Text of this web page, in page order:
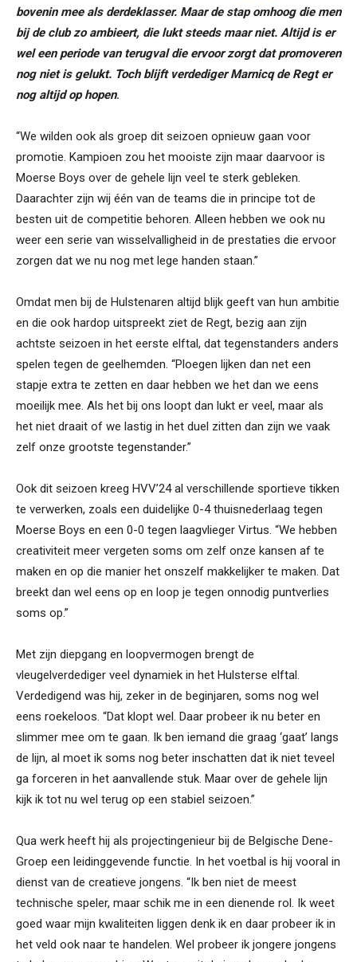
bovenin mee als derdeklasser. Maar de stap omhoog die men
bij de club zo ambieert, die lukt steeds maar niet. Altijd is er
wel een periode van terugval die ervoor zorgt dat promoveren
nog niet is gelukt. Toch blijft verdediger Marnicq de Regt er
nog altijd op hopen.
“We wilden ook als groep dit seizoen opnieuw gaan voor
promotie. Kampioen zou het mooiste zijn maar daarvoor is
Moerse Boys over de gehele lijn veel te sterk gebleken.
Daarachter zijn wij één van de teams die in principe tot de
besten uit de competitie behoren. Alleen hebben we ook nu
weer een serie van wisselvalligheid in de prestaties die ervoor
zorgen dat we nu nog met lege handen staan.”
Omdat men bij de Hulstenaren altijd blijk geeft van hun ambitie
en die ook hardop uitspreekt ziet de Regt, bezig aan zijn
achtste seizoen in het eerste elftal, dat tegenstanders anders
spelen tegen de geelhemden. “Ploegen lijken dan net een
stapje extra te zetten en daar hebben we het dan we eens
moeilijk mee. Als het bij ons loopt dan lukt er veel, maar als
het niet draait of we lastig in het duel zitten dan zijn we vaak
zelf onze grootste tegenstander.”
Ook dit seizoen kreeg HVV’24 al verschillende sportieve tikken
te verwerken, zoals een duidelijke 0-4 thuisnederlaag tegen
Moerse Boys en een 0-0 tegen laagvlieger Virtus. “We hebben
creativiteit meer vergeten soms om zelf onze kansen af te
maken en op die manier het onszelf makkelijker te maken. Dat
breekt dan wel eens op en loop je tegen onnodig puntverlies
soms op.”
Met zijn diepgang en loopvermogen brengt de
vleugelverdediger veel dynamiek in het Hulsterse elftal.
Verdedigend was hij, zeker in de beginjaren, soms nog wel
eens roekeloos. “Dat klopt wel. Daar probeer ik nu beter en
slimmer mee om te gaan. Ik ben iemand die graag ‘gaat’ langs
de lijn, al moet ik soms nog beter inschatten dat ik niet teveel
ga forceren in het aanvallende stuk. Maar over de gehele lijn
kijk ik tot nu wel terug op een stabiel seizoen.”
Qua werk heeft hij als projectingenieur bij de Belgische Dene-
Groep een leidinggevende functie. In het voetbal is hij vooral in
dienst van de creatieve jongens. “Ik ben niet de meest
technische speler, maar schik me in een dienende rol. Ik weet
goed waar mijn kwaliteiten liggen denk ik en daar probeer ik in
het veld ook naar te handelen. Wel probeer ik jongere jongens